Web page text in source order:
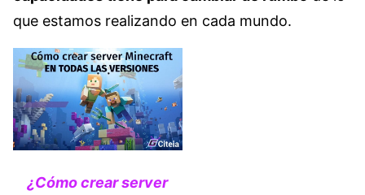
que estamos realizando en cada mundo.
¿Cómo crear server